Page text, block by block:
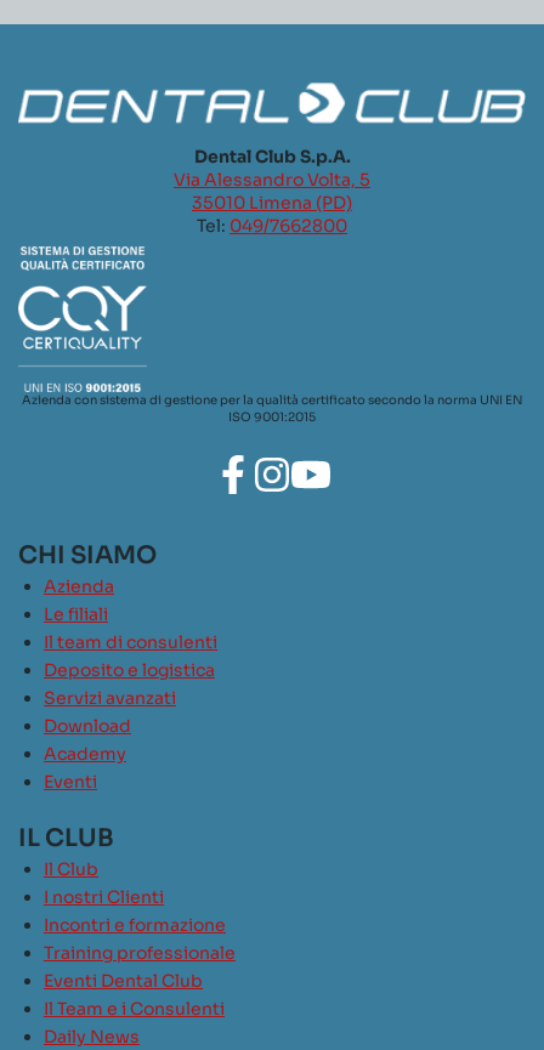
Dental Club S.p.A.
Via Alessandro Volta, 5
35010 Limena (PD)
Tel: 049/7662800
Azienda con sistema di gestione per la qualità certificato secondo la norma UNI EN
ISO 9001:2015
CHI SIAMO
Azienda
Le filiali
Il team di consulenti
Deposito e logistica
Servizi avanzati
Download
Academy
Eventi
IL CLUB
Il Club
I nostri Clienti
Incontri e formazione
Training professionale
Eventi Dental Club
Il Team e i Consulenti
Daily News